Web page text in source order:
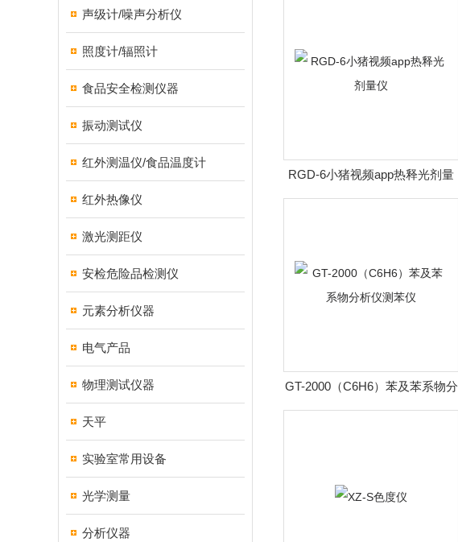
声级计/噪声分析仪
照度计/辐照计
食品安全检测仪器
振动测试仪
红外测温仪/食品温度计
红外热像仪
激光测距仪
安检危险品检测仪
元素分析仪器
电气产品
物理测试仪器
天平
实验室常用设备
光学测量
分析仪器
RGD-6小猪视频app热释光剂量
仪
GT-2000（C6H6）苯及苯系物分
析仪测苯仪